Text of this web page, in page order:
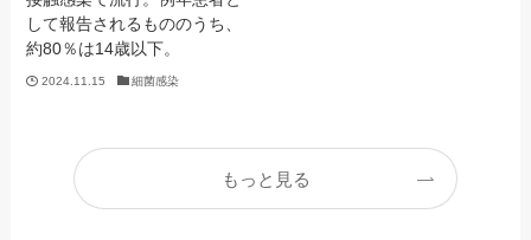
して報告されるもののうち、
約80％は14歳以下。
2024.11.15 細菌感染
もっと見る